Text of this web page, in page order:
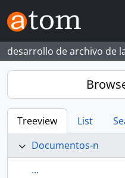
Skip to main content
desarrollo de archivo de
Treeview List
Documentos-n
...